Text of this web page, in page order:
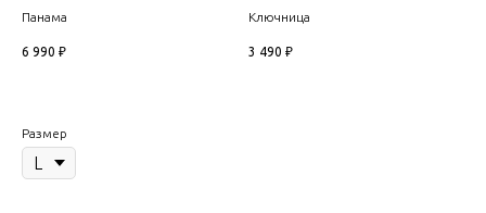
Панама
6 990 ₽
Размер
Ключница
3 490 ₽